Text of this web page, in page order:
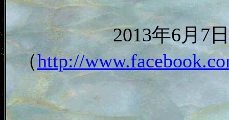
2013年6月7
（http://